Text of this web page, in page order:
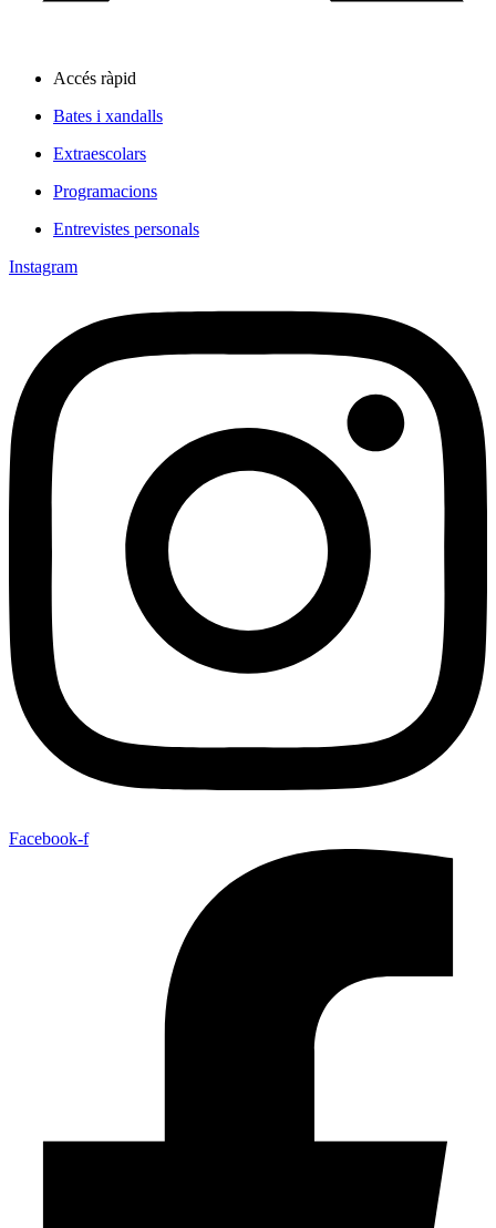
Accés ràpid
Bates i xandalls
Extraescolars
Programacions
Entrevistes personals
Instagram
Facebook-f